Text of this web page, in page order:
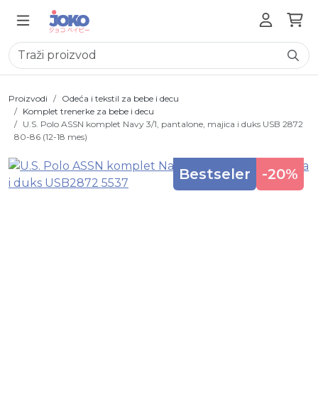
Proizvodi
Odeća i tekstil za bebe i decu
Komplet trenerke za bebe i decu
U.S. Polo ASSN komplet Navy 3/1, pantalone, majica i duks USB 2872
80-86 (12-18 mes)
Bestseler -20%